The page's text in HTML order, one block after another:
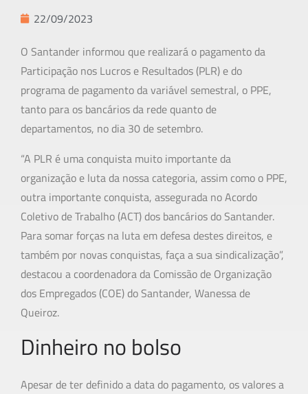
22/09/2023
O Santander informou que realizará o pagamento da
Participação nos Lucros e Resultados (PLR) e do
programa de pagamento da variável semestral, o PPE,
tanto para os bancários da rede quanto de
departamentos, no dia 30 de setembro.
“A PLR é uma conquista muito importante da
organização e luta da nossa categoria, assim como o PPE,
outra importante conquista, assegurada no Acordo
Coletivo de Trabalho (ACT) dos bancários do Santander.
Para somar forças na luta em defesa destes direitos, e
também por novas conquistas, faça a sua sindicalização”,
destacou a coordenadora da Comissão de Organização
dos Empregados (COE) do Santander, Wanessa de
Queiroz.
Dinheiro no bolso
Apesar de ter definido a data do pagamento, os valores a